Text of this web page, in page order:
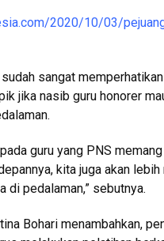
2020/10/03/
sangat
jika nasib guru honorer
guru yang PNS
kita juga akan
di pedalaman,” sebutnya.
Bohari menambahkan,